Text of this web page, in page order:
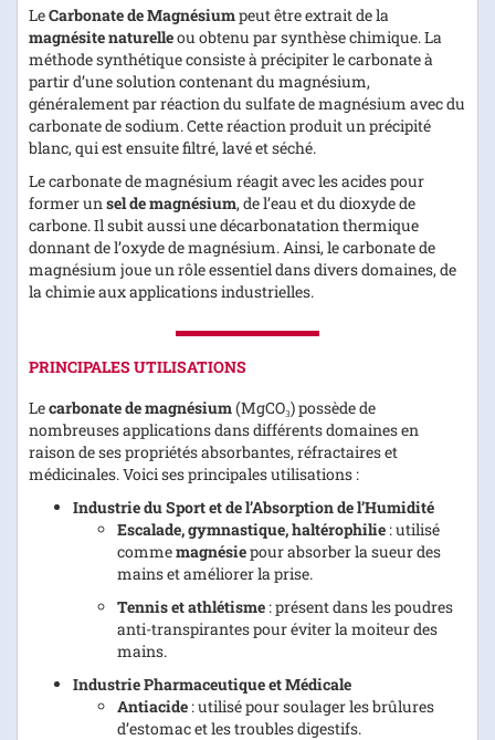
LeCarbonate de Magnésiumpeut être extrait de la
magnésite naturelleou obtenu par synthèse chimique. La
méthode synthétique consiste à précipiter le carbonate à
partir d’une solution contenant du magnésium,
généralement par réaction du sulfate de magnésium avec du
carbonate de sodium. Cette réaction produit un précipité
blanc, qui est ensuite filtré, lavé et séché.
Le carbonate de magnésium réagit avec les acides pour
former unsel de magnésium, de l’eau et du dioxyde de
carbone. Il subit aussi une décarbonatation thermique
donnant de l’oxyde de magnésium. Ainsi, le carbonate de
magnésium joue un rôle essentiel dans divers domaines, de
la chimie aux applications industrielles.
PRINCIPALES UTILISATIONS
Lecarbonate de magnésium(MgCO₃) possède de
nombreuses applications dans différents domaines en
raison de ses propriétés absorbantes, réfractaires et
médicinales. Voici ses principales utilisations :
Industrie du Sport et de l’Absorption de l’Humidité
Escalade, gymnastique, haltérophilie : utilisé
commemagnésiepour absorber la sueur des
mains et améliorer la prise.
Tennis et athlétisme : présent dans les poudres
anti-transpirantes pour éviter la moiteur des
mains.
Industrie Pharmaceutique et Médicale
Antiacide : utilisé pour soulager les brûlures
d’estomac et les troubles digestifs.